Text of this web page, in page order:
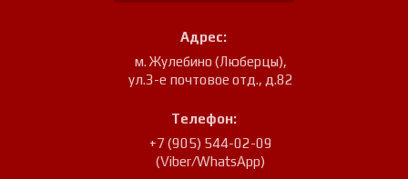
Адрес:
м. Жулебино (Люберцы),
ул.3-е почтовое отд., д.82
Телефон:
+7 (905) 544-02-09
(Viber/WhatsApp)